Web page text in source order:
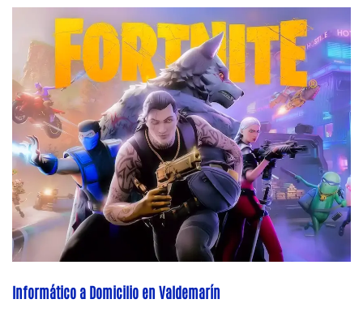
Informático a Domicilio en Valdemarín